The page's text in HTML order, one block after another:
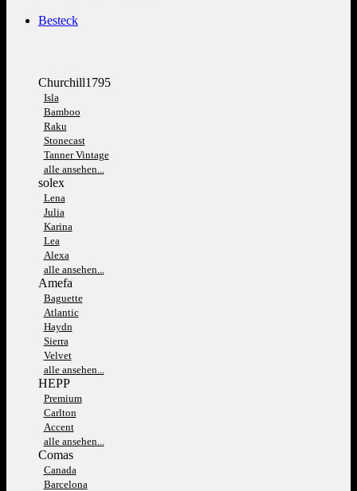
Besteck
Churchill1795
Isla
Bamboo
Raku
Stonecast
Tanner Vintage
alle ansehen...
solex
Lena
Julia
Karina
Lea
Alexa
alle ansehen...
Amefa
Baguette
Atlantic
Haydn
Sierra
Velvet
alle ansehen...
HEPP
Premium
Carlton
Accent
alle ansehen...
Comas
Canada
Barcelona